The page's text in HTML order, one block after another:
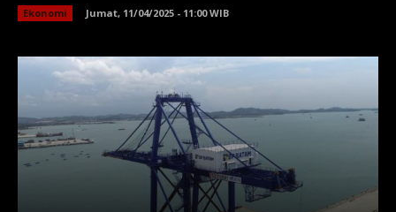
Ekonomi Jumat, 11/04/2025 - 11:00 WIB